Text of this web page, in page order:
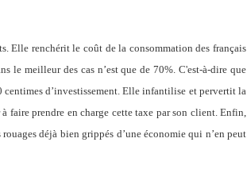
Elle renchérit le coût de la consommation des français
le meilleur des cas n’est que de 70%. C'est-à-dire que
centimes d’investissement. Elle infantilise et pervertit la
faire prendre en charge cette taxe par son client. Enfin,
déjà bien grippés d’une économie qui n’en peut